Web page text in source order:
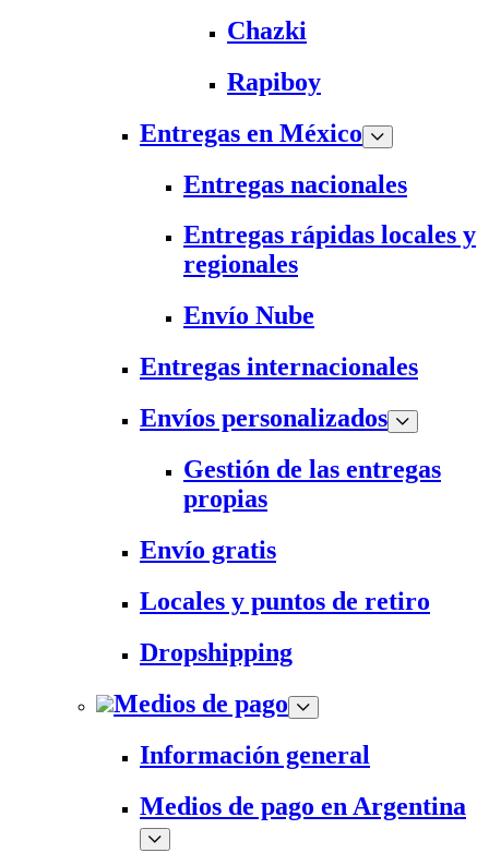
Chazki
Rapiboy
Entregas en México
Entregas nacionales
Entregas rápidas locales y
regionales
Envío Nube
Entregas internacionales
Envíos personalizados
Gestión de las entregas
propias
Envío gratis
Locales y puntos de retiro
Dropshipping
Medios de pago
Información general
Medios de pago en Argentina